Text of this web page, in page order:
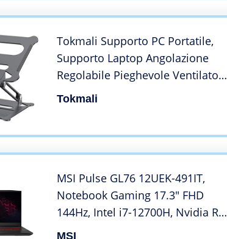
Tokmali Supporto PC Portatile,
Supporto Laptop Angolazione
Regolabile Pieghevole Ventilato
Supporto Computer Portatile
Tokmali
MSI Pulse GL76 12UEK-491IT,
Notebook Gaming 17.3″ FHD
144Hz, Intel i7-12700H, Nvidia RTX
3060 6GB GDDR6, RAM 16GB
MSI